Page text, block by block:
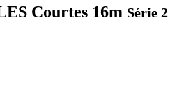
Courtes 16m Série 2